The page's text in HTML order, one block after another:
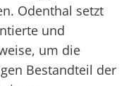
Odenthal setzt
und
um die
Bestandteil der